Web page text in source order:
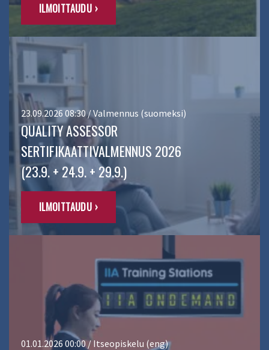
ILMOITTAUDU ›
23.09.2026 08:30 / Valmennus (suomeksi)
QUALITY ASSESSOR
SERTIFIKAATTIVALMENNUS 2026
(23.9. + 24.9. + 29.9.)
ILMOITTAUDU ›
01.01.2026 00:00 / Itseopiskelu (eng)